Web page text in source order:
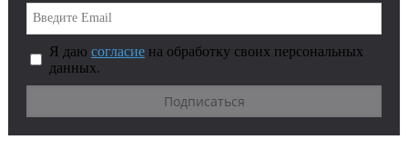
Я даю согласие на обработку своих персональных
данных.